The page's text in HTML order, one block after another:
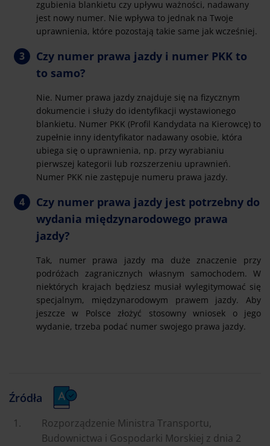
zgubienia blankietu czy upływu ważności, nadawany
jest nowy numer. Nie wpływa to jednak na Twoje
uprawnienia, które pozostają takie same jak wcześniej.
Czy numer prawa jazdy i numer PKK to
to samo?
Nie. Numer prawa jazdy znajduje się na fizycznym
dokumencie i służy do identyfikacji wystawionego
blankietu. Numer PKK (Profil Kandydata na Kierowcę) to
zupełnie inny identyfikator nadawany osobie, która
ubiega się o uprawnienia, np. przy wyrabianiu
pierwszej kategorii lub rozszerzeniu uprawnień.
Numer PKK nie zastępuje numeru prawa jazdy.
Czy numer prawa jazdy jest potrzebny do
wydania międzynarodowego prawa
jazdy?
Tak, numer prawa jazdy ma duże znaczenie przy
podróżach zagranicznych własnym samochodem. W
niektórych krajach będziesz musiał wylegitymować się
specjalnym, międzynarodowym prawem jazdy. Aby
jeszcze w Polsce złożyć stosowny wniosek o jego
wydanie, trzeba podać numer swojego prawa jazdy.
Źródła
Rozporządzenie Ministra Transportu,
Budownictwa i Gospodarki Morskiej z dnia 2